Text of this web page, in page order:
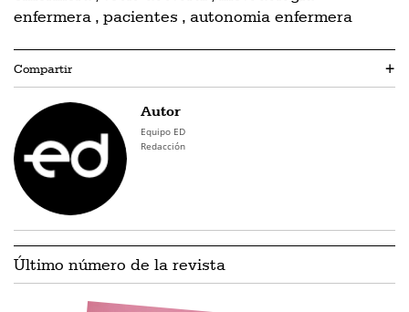
enfermera , pacientes , autonomia enfermera
Compartir +
Autor
Equipo ED
Redacción
Último número de la revista